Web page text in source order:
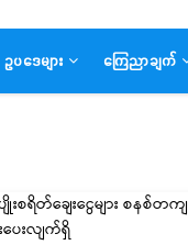
ဥပဒေများ ကြေညာချက်
စရိတ်ချေးငွေများ စနစ်တကျ
ေးလျက်ရှိ